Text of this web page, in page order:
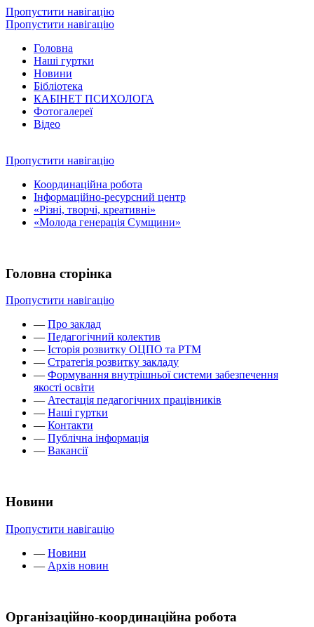
Пропустити навігацію
Пропустити навігацію
Головна
Наші гуртки
Новини
Бібліотека
КАБІНЕТ ПСИХОЛОГА
Фотогалереї
Відео
Пропустити навігацію
Координаційна робота
Інформаційно-ресурсний центр
«Різні, творчі, креативні»
«Молода генерація Сумщини»
Головна сторінка
Пропустити навігацію
— Про заклад
— Педагогічний колектив
— Історія розвитку ОЦПО та РТМ
— Стратегія розвитку закладу
— Формування внутрішньої системи забезпечення
якості освіти
— Атестація педагогічних працівників
— Наші гуртки
— Контакти
— Публічна інформація
— Вакансії
Новини
Пропустити навігацію
— Новини
— Архів новин
Організаційно-координаційна робота